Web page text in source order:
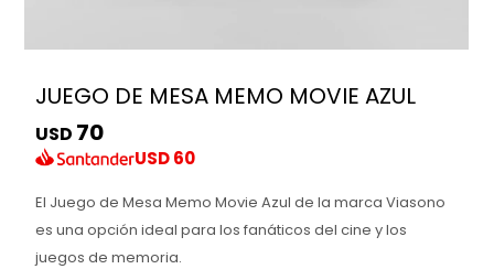
JUEGO DE MESA MEMO MOVIE AZUL
USD 70
USD60
El Juego de Mesa Memo Movie Azul de la marca Viasono
es una opción ideal para los fanáticos del cine y los
juegos de memoria.